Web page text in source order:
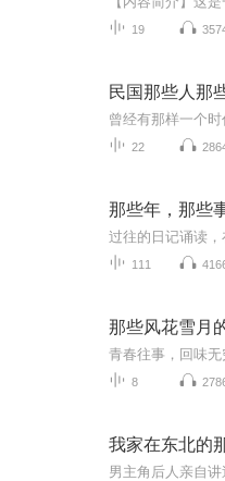
19
民国那些人那
22
那些年，那些
过往的日记诵读，
111
那些风花雪月
8
我家在东北的